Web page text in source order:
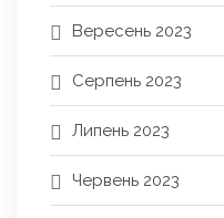
Вересень 2023
Серпень 2023
Липень 2023
Червень 2023